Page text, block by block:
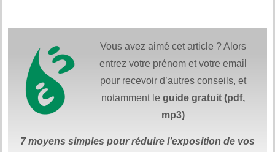
Vous avez aimé cet article ? Alors
entrez votre prénom et votre email
pour recevoir d’autres conseils, et
notamment le guide gratuit (pdf,
mp3)
7 moyens simples pour réduire l’exposition de vos